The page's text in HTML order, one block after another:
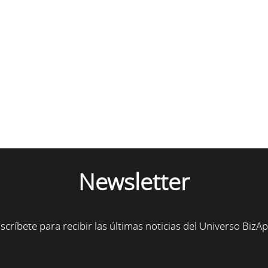
Newsletter
para recibir las últimas noticias del Universo